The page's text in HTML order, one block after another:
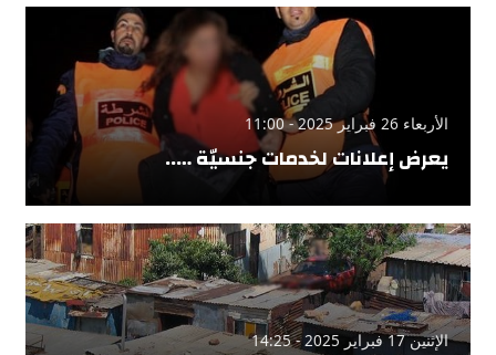
الأربعاء 26 فبراير 2025 - 11:00
يعرض إعلانات لخدمات جنسيّة …..
الإثنين 17 فبراير 2025 - 14:25